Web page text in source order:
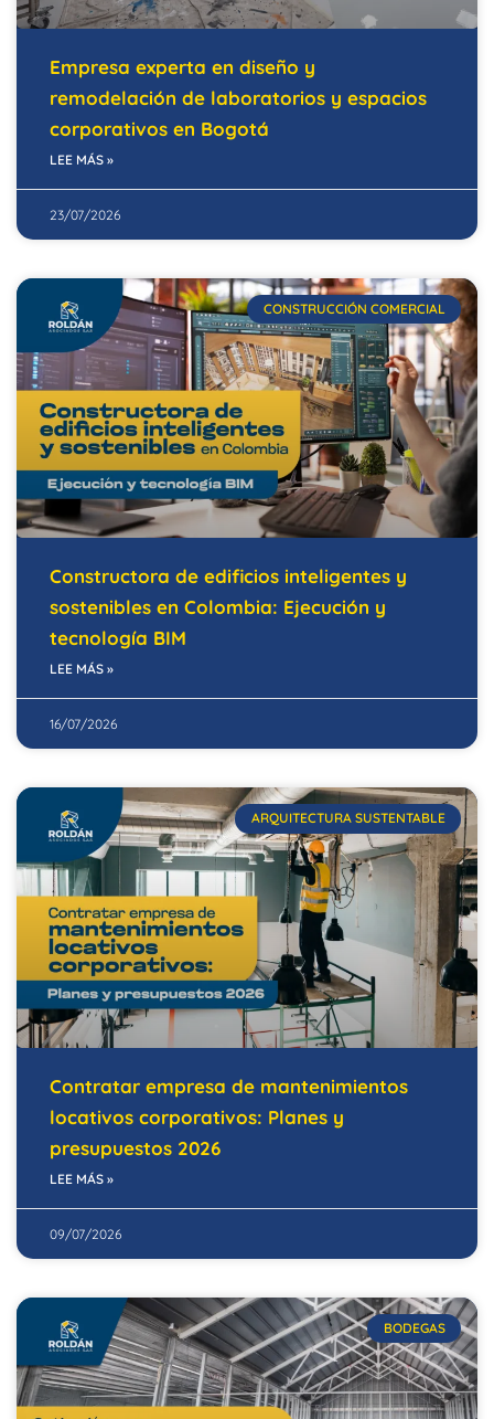
Empresa experta en diseño y
remodelación de laboratorios y espacios
corporativos en Bogotá
LEE MÁS »
23/07/2026
CONSTRUCCIÓN COMERCIAL
Constructora de edificios inteligentes y
sostenibles en Colombia: Ejecución y
tecnología BIM
LEE MÁS »
16/07/2026
ARQUITECTURA SUSTENTABLE
Contratar empresa de mantenimientos
locativos corporativos: Planes y
presupuestos 2026
LEE MÁS »
09/07/2026
BODEGAS